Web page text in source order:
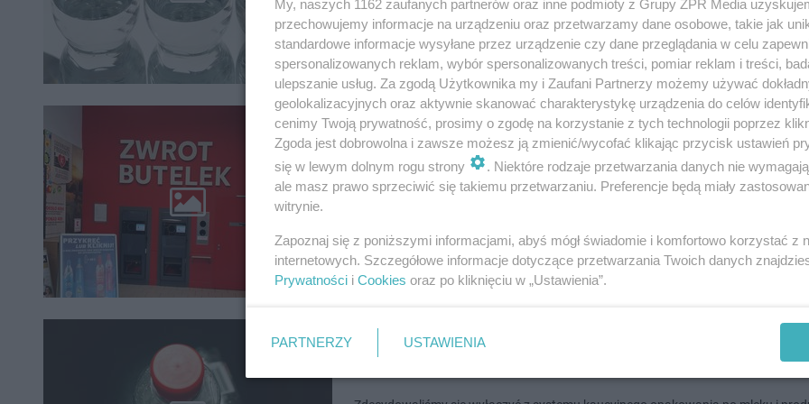
Kaucja na butelki i puszki od października. Uwaga na tę
pułapkę! Tego wypatruj w sklepie
Od 1 października w Polsce obowiązywać będzie system kaucyjny. Klienci od
Od kiedy system kaucyjny w Polsce? Tych butelek nie
My, naszych 1162 zaufanych partnerów oraz inne podmioty z Grupy ZPR Media
przechowujemy informacje na urządzeniu oraz przetwarzamy dane osobowe, takie jak
standardowe informacje wysyłane przez urządzenie czy dane przeglądania w celu
spersonalizowanych reklam, wybór spersonalizowanych treści, pomiar reklam i treści,
ulepszanie usług. Za zgodą Użytkownika my i Zaufani Partnerzy możemy używać
geolokalizacyjnych oraz aktywnie skanować charakterystykę urządzenia do celów
cenimy Twoją prywatność, prosimy o zgodę na korzystanie z tych technologii poprzez
Zgoda jest dobrowolna i zawsze możesz ją zmienić/wycofać klikając przycisk ustawień
się w lewym dolnym rogu strony
. Niektóre rodzaje przetwarzania danych nie
ale masz prawo sprzeciwić się takiemu przetwarzaniu. Preferencje będą miały
witrynie.
Zapoznaj się z poniższymi informacjami, abyś mógł świadomie i komfortowo korzystać z
internetowych. Szczegółowe informacje dotyczące przetwarzania Twoich danych
Prywatności i Cookies oraz po kliknięciu w „Ustawienia”.
PARTNERZY USTAWIENIA